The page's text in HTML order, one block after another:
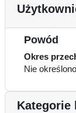
Powód
Okres
Nie
Kategorie